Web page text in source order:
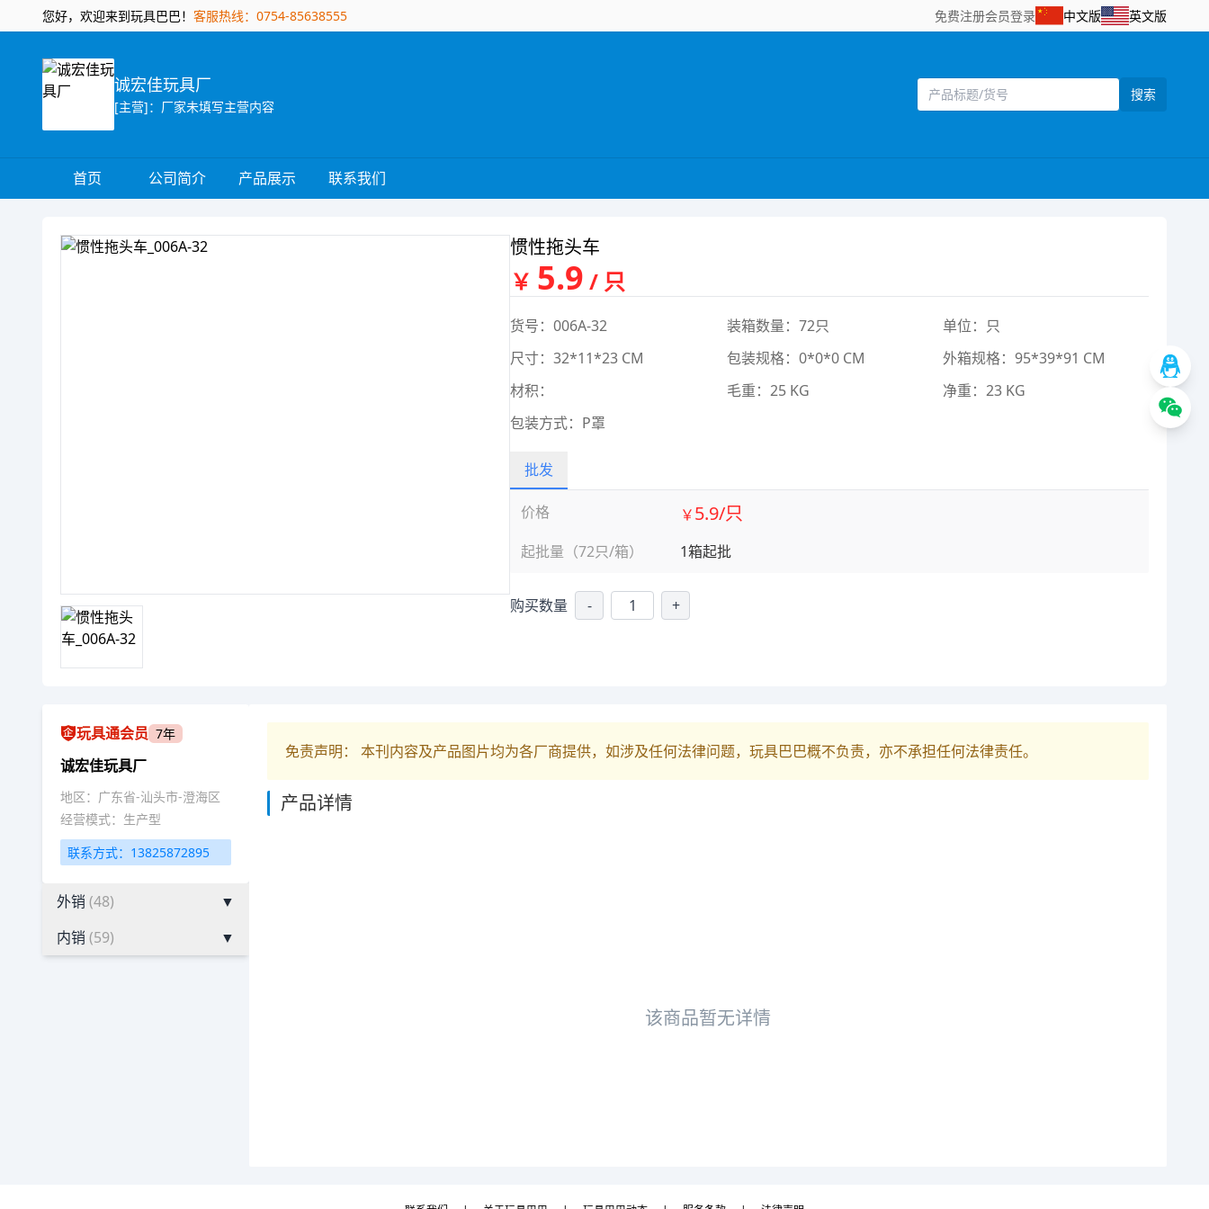
您好，欢迎来到玩具巴巴！ 客服热线：0754-85638555 免费注册会员登录 中文版 英文版
诚宏佳玩具厂
[主营]：厂家未填写主营内容
搜索
首页 公司简介 产品展示 联系我们
惯性拖头车
￥ 5.9 / 只
货号：006A-32 装箱数量：72只
单位：只
尺寸：32*11*23 CM
包装规格：0*0*0 CM
外箱规格：95*39*91 CM
材积：
毛重：25 KG
净重：23 KG
包装方式：P罩
批发
价格
起批量（72只/箱）
￥5.9/只
1箱起批
购买数量 - +
玩具通会员 7年
诚宏佳玩具厂
地区：广东省-汕头市-澄海区
经营模式：生产型
联系方式：13825872895
外销 (48)
▼
内销 (59) ▼
免责声明： 本刊内容及产品图片均为各厂商提供，如涉及任何法律问题，玩具巴巴概不负责，亦不承担任何法律责任。
产品详情
该商品暂无详情